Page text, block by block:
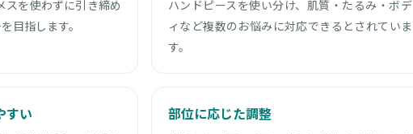
スを使わずに引き締め
目指します。
ハンドピースを使い分け、肌質・たるみ・ボデ
ィなど複数のお悩みに対応できるとされていま
す。
すい 部位に応じた調整